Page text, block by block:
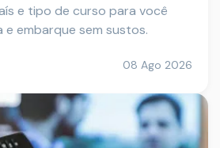
e tipo de curso para você
e embarque sem sustos.
08 Ago 2026